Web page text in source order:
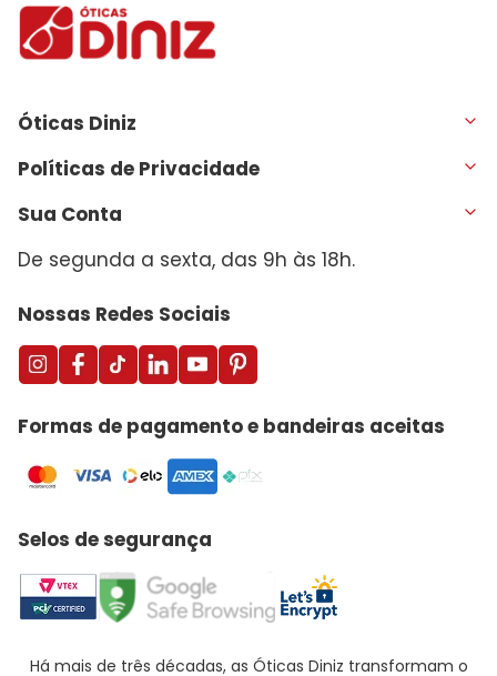
Óticas Diniz
Políticas de Privacidade
Sua Conta
De segunda a sexta, das 9h às 18h.
Nossas Redes Sociais
Formas de pagamento e bandeiras aceitas
Selos de segurança
Há mais de três décadas, as Óticas Diniz transformam o